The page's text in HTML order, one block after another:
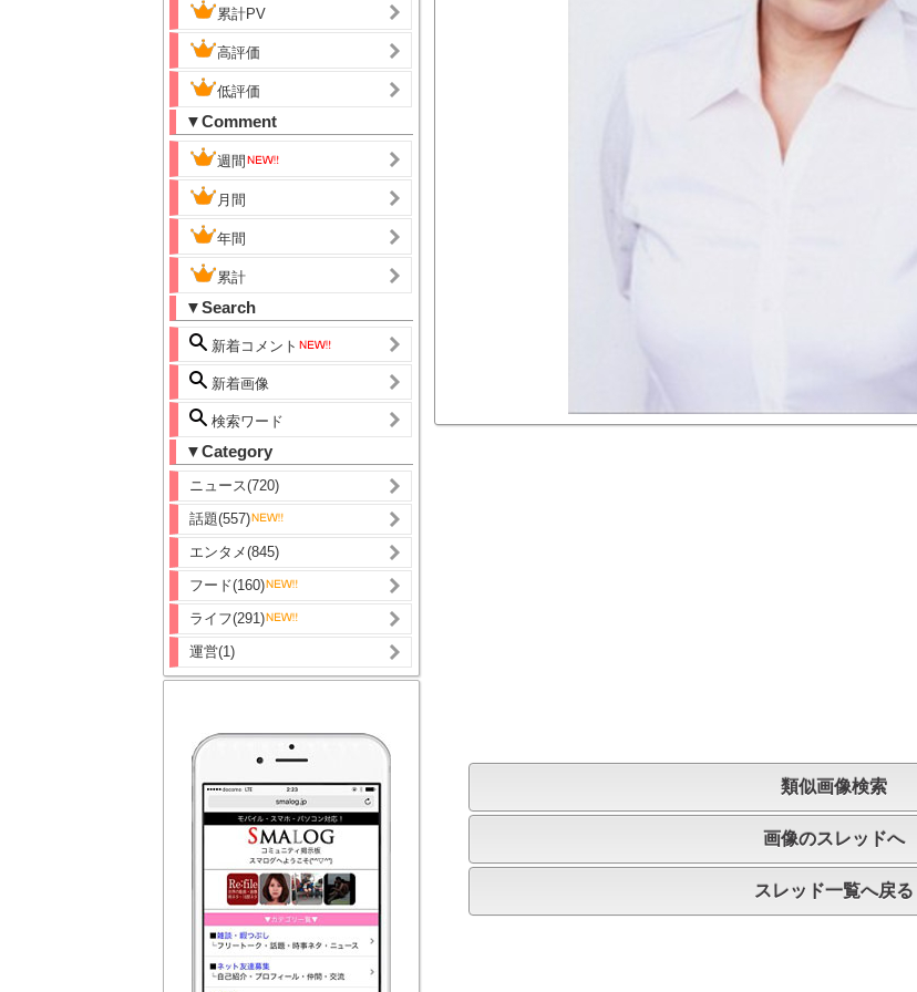
累計PV
高評価
低評価
▼Comment
週間
月間
年間
累計
▼Search
新着コメント
新着画像
検索ワード
▼Category
ニュース(720)
話題(557)
エンタメ(845)
フード(160)
ライフ(291)
運営(1)
類似画像検索
画像のスレッドへ
スレッド一覧へ戻る